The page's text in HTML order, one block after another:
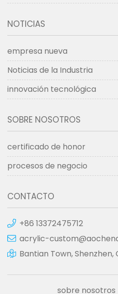
NOTICIAS
empresa nueva
Noticias de la Industria
innovación tecnológica
SOBRE NOSOTROS
certificado de honor
procesos de negocio
CONTACTO
+86 13372475712
acrylic-
Bantian Town, Shenzhen,
sobre nosotros